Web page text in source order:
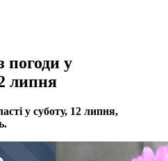
погоди у
липня
у суботу, 12 липня,